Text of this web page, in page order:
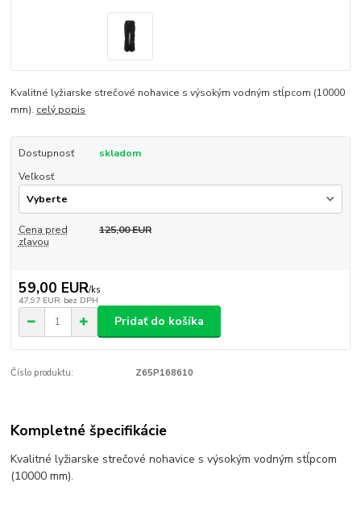
Kvalitné lyžiarske strečové nohavice s výsokým vodným stĺpcom (10000
mm). celý popis
Dostupnosť
skladom
Veľkosť
Cena pred
zľavou
125,00 EUR
59,00 EUR/ks
47,97 EUR bez DPH
Pridať do košíka
Číslo produktu: Z65P168610
Kompletné špecifikácie
Kvalitné lyžiarske strečové nohavice s výsokým vodným stĺpcom
(10000 mm).